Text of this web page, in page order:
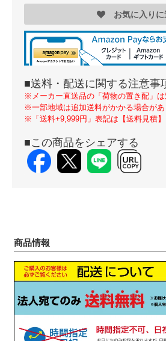
お気に入りに
■送料・配送に関する注意事
※メーカー直送品の「荷物の置き配」
※一部地域は追加送料がかかる場合があ
※「送料+9,999円」表記は【送料見積
■この商品をシェアする
商品情報